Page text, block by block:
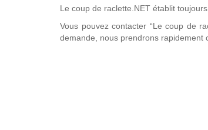
Le coup de raclette.NET établit toujours
Vous pouvez contacter “Le coup de
demande, nous prendrons rapidement